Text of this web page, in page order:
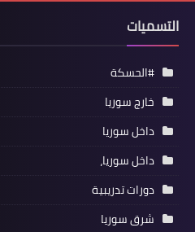
التسميات
#الحسكة
خارج سوريا
داخل سوريا
داخل سوريا،
دورات تدريبية
شرق سوريا